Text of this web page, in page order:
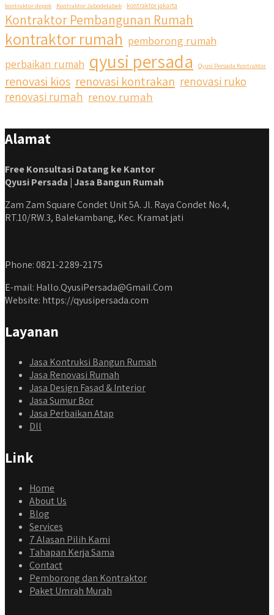
kontraktor depok
Kontraktor Jabodetabek kontraktor jakarta
Kontraktor Pembangunan Rumah
kontraktor rumah pemborong rumah
perbaikan rumah qyusi persada Qyusi Persada Kontraktor
renovasi kios renovasi kontrakan renovasi ruko
renovasi rumah renov rumah
Alamat
Free Konsultasi Datang ke Kantor
Qyusi Persada | Jasa Bangun Rumah
Zam Zam Square Condet Unit 5A. Jl. Raya Condet No.4,
RT.10/RW.3, Balekambang, Kec. Kramat jati
Phone: 0821-2289-2175
E-mail: Hallo.QyusiPersada@Gmail.Com
Website: https://qyusipersada.com
Layanan
Jasa Kontruksi Bangun Rumah
Jasa Renovasi Rumah
Jasa Design Fasad & Interior
Jasa Sumur Bor
Jasa Perbaikan Atap
Dll
Link
Home
About Us
Blog
Services
7 Alasan Pilih Kami
Tahapan Kerja Sama
Contact
Pemborong dan Kontraktor
Paket Umrah Murah